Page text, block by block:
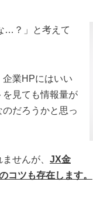
…？」と考えて
業HPにはいい
見ても情報量が
だろうかと思っ
せんが、 JX金
コツも存在します。